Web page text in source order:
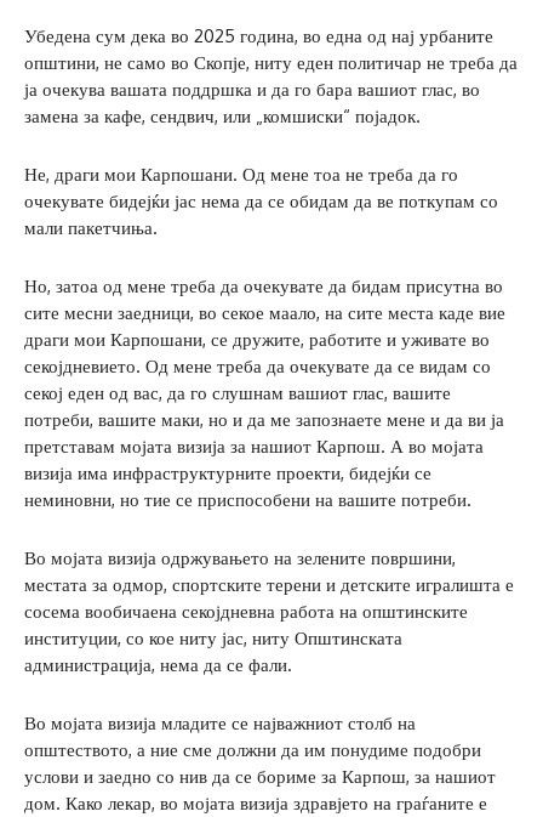
Убедена сум дека во 2025 година, во една од нај урбаните
општини, не само во Скопје, ниту еден политичар не треба да
ја очекува вашата поддршка и да го бара вашиот глас, во
замена за кафе, сендвич, или „комшиски“ појадок.
Не, драги мои Карпошани. Од мене тоа не треба да го
очекувате бидејќи јас нема да се обидам да ве поткупам со
мали пакетчиња.
Но, затоа од мене треба да очекувате да бидам присутна во
сите месни заедници, во секое маало, на сите места каде вие
драги мои Карпошани, се дружите, работите и уживате во
секојдневието. Од мене треба да очекувате да се видам со
секој еден од вас, да го слушнам вашиот глас, вашите
потреби, вашите маки, но и да ме запознаете мене и да ви ја
претставам мојата визија за нашиот Карпош. А во мојата
визија има инфраструктурните проекти, бидејќи се
неминовни, но тие се приспособени на вашите потреби.
Во мојата визија одржувањето на зелените површини,
местата за одмор, спортските терени и детските игралишта е
сосема вообичаена секојдневна работа на општинските
институции, со кое ниту јас, ниту Општинската
администрација, нема да се фали.
Во мојата визија младите се најважниот столб на
општеството, а ние сме должни да им понудиме подобри
услови и заедно со нив да се бориме за Карпош, за нашиот
дом. Како лекар, во мојата визија здравјето на граѓаните е